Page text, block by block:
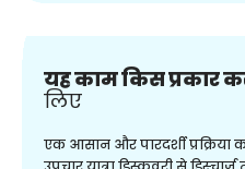
यह काम किस प्रकार
लिए
एक आसान और पारदर्शी